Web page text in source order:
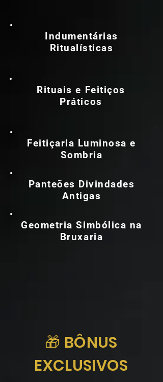
Indumentárias
Ritualísticas
Rituais e Feitiços
Práticos
Feitiçaria Luminosa e
Sombria
Panteões Divindades
Antigas
Geometria Simbólica na
Bruxaria
🎁 BÔNUS
EXCLUSIVOS